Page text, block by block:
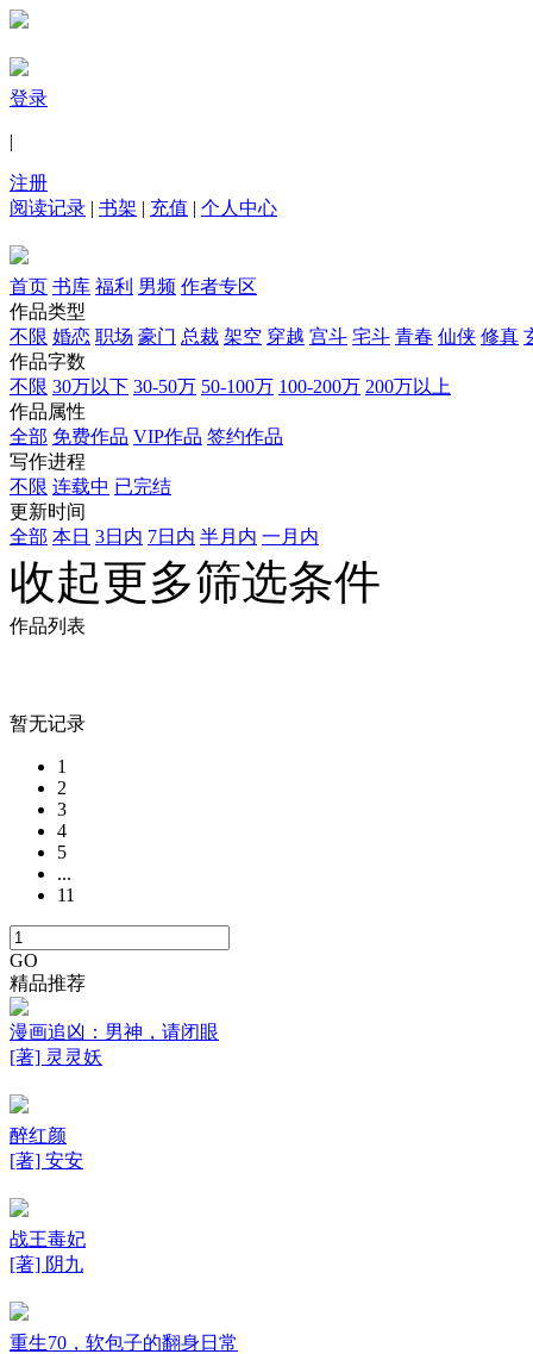
登录
|
注册
阅读记录 | 书架 | 充值 | 个人中心
首页 书库 福利 男频 作者专区
作品类型
不限 婚恋 职场 豪门 总裁 架空 穿越 宫斗 宅斗 青春 仙侠 修真
作品字数
不限 30万以下 30-50万 50-100万 100-200万 200万以上
作品属性
全部 免费作品 VIP作品 签约作品
写作进程
不限 连载中 已完结
更新时间
全部 本日 3日内 7日内 半月内 一月内
收起更多筛选条件
作品列表
暂无记录
1
2
3
4
5
...
11
GO
精品推荐
漫画追凶：男神，请闭眼
[著] 灵灵妖
醉红颜
[著] 安安
战王毒妃
[著] 阴九
重生70，软包子的翻身日常